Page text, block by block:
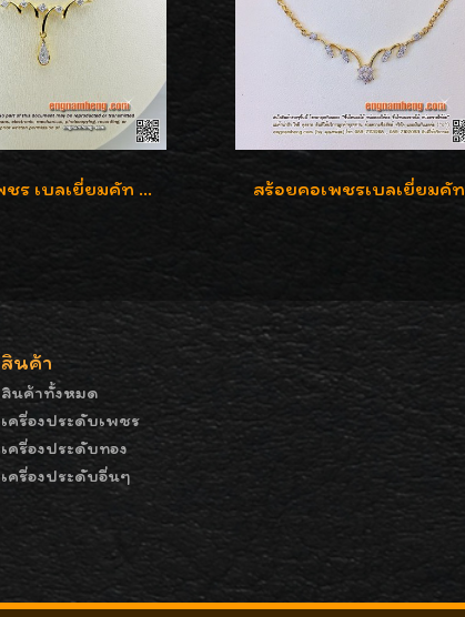
สร้อยคอเพชร เบลเยี่ยมคัท น้ำ 98% F-Color/VVS รูปแบบหวานใส่สวยดูดีน่ารักสุดๆค่ะ สร้อยคอเพชรเบลเยี่ยมคัท
สินค้า
สินค้าทั้งหมด
เครื่องประดับเพชร
เครื่องประดับทอง
เครื่องประดับอื่นๆ